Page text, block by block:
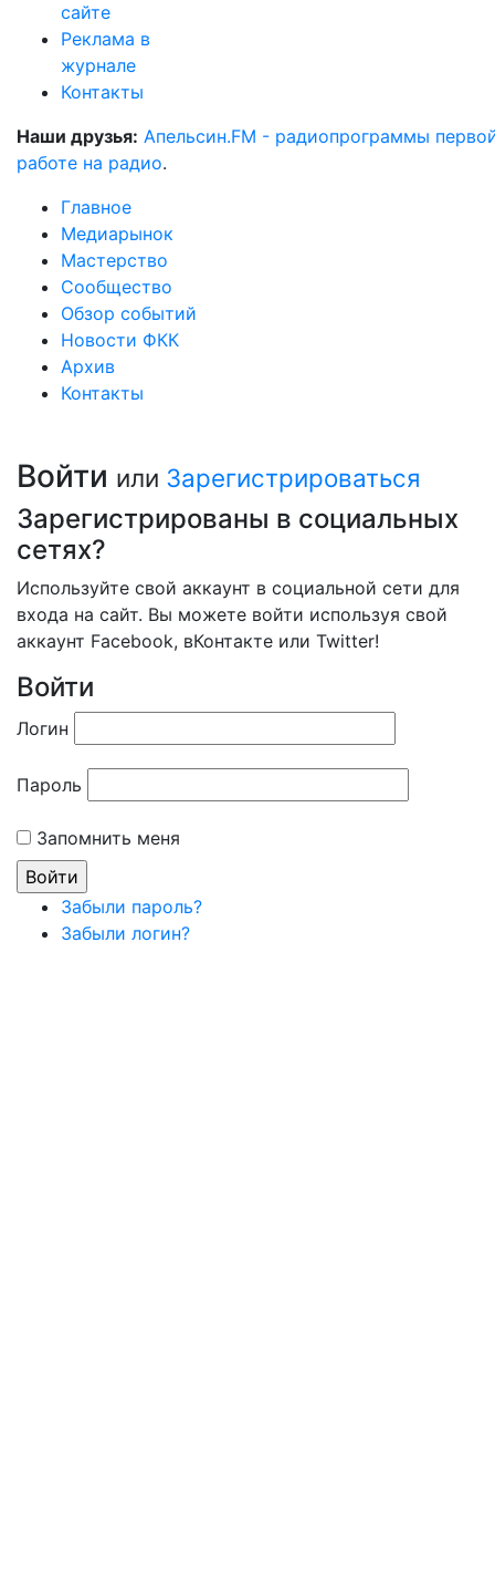
сайте
Реклама в
журнале
Контакты
Наши друзья: Апельсин.FM - радиопрограммы
работе на радио.
Главное
Медиарынок
Мастерство
Сообщество
Обзор событий
Новости ФКК
Архив
Контакты
Войти или Зарегистрироваться
Зарегистрированы в социальных
сетях?
Используйте свой аккаунт в социальной сети для
входа на сайт. Вы можете войти используя свой
аккаунт Facebook, вКонтакте или Twitter!
Войти
Логин
Пароль
Запомнить меня
Забыли пароль?
Забыли логин?